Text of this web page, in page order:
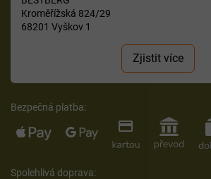
Kroměřížská 824/29
68201 Vyškov 1
Zjistit více
Bezpečná platba:
Spolehlivá doprava: